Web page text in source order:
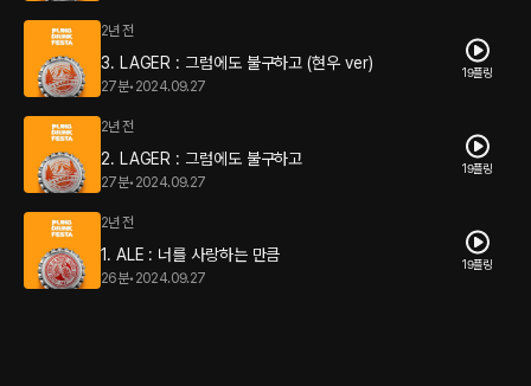
2년 전
3. LAGER : 그럼에도 불구하고 (현우 ver)
27분• 2024.09.27
19플링
2년 전
2. LAGER : 그럼에도 불구하고
27분• 2024.09.27
19플링
2년 전
1. ALE : 너를 사랑하는 만큼
26분• 2024.09.27
19플링